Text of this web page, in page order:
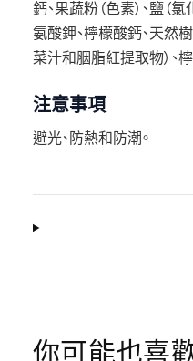
鈣、果蔬粉（色素）、鹽（
氨酸鉀、檸檬酸鈣、天然
菜汁和胭脂紅提取物）、
注意事項
避光、防熱和防潮。
你可能也喜